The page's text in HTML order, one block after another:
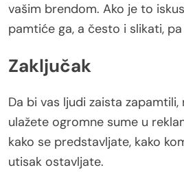
vašim brendom. Ako je to
pamtiće ga, a često i slikati,
Zaključak
Da bi vas ljudi zaista
ulažete ogromne sume u
kako se predstavljate, kako
utisak ostavljate.